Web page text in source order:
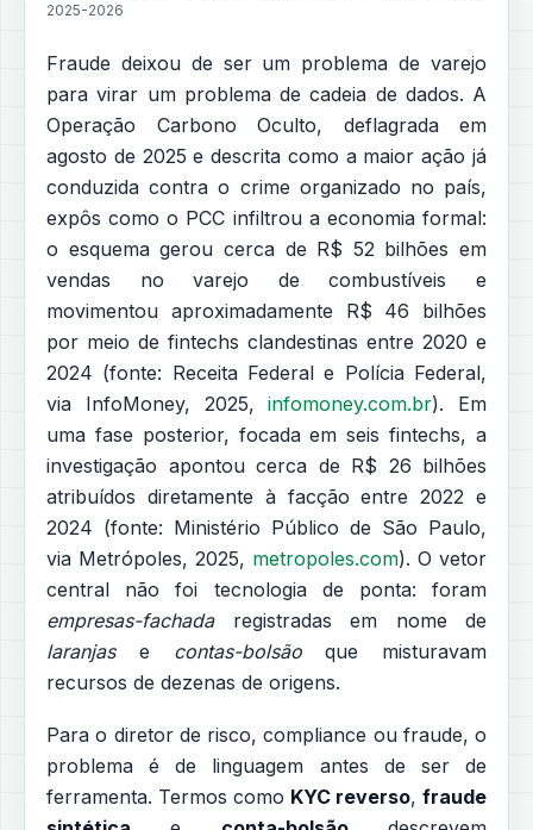
2025-2026
Fraude deixou de ser um problema de varejo
para virar um problema de cadeia de dados. A
Operação Carbono Oculto, deflagrada em
agosto de 2025 e descrita como a maior ação já
conduzida contra o crime organizado no país,
expôs como o PCC infiltrou a economia formal:
o esquema gerou cerca de R$ 52 bilhões em
vendas no varejo de combustíveis e
movimentou aproximadamente R$ 46 bilhões
por meio de fintechs clandestinas entre 2020 e
2024 (fonte: Receita Federal e Polícia Federal,
via InfoMoney, 2025,infomoney.com.br). Em
uma fase posterior, focada em seis fintechs, a
investigação apontou cerca de R$ 26 bilhões
atribuídos diretamente à facção entre 2022 e
2024 (fonte: Ministério Público de São Paulo,
via Metrópoles, 2025, metropoles.com). O vetor
central não foi tecnologia de ponta: foram
empresas-fachadaregistradas em nome de
laranjase contas-bolsãoque misturavam
recursos de dezenas de origens.
Para o diretor de risco, compliance ou fraude, o
problema é de linguagem antes de ser de
ferramenta. Termos como KYC reverso, fraude